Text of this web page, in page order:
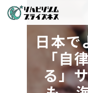
日本で
「自
る」